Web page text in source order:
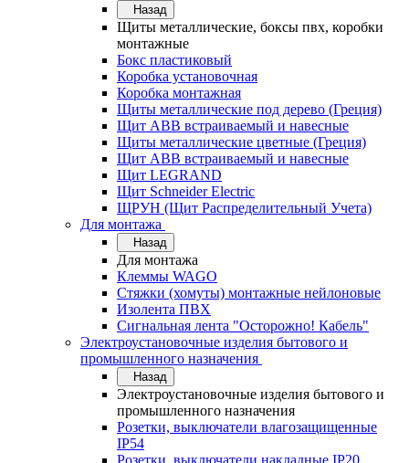
Назад
Щиты металлические, боксы пвх, коробки
монтажные
Бокс пластиковый
Коробка установочная
Коробка монтажная
Щиты металлические под дерево (Греция)
Щит ABB встраиваемый и навесные
Щиты металлические цветные (Греция)
Щит ABB встраиваемый и навесные
Щит LEGRAND
Щит Schneider Electric
ЩРУН (Щит Распределительный Учета)
Для монтажа
Назад
Для монтажа
Клеммы WAGO
Стяжки (хомуты) монтажные нейлоновые
Изолента ПВХ
Сигнальная лента "Осторожно! Кабель"
Электроустановочные изделия бытового и
промышленного назначения
Назад
Электроустановочные изделия бытового и
промышленного назначения
Розетки, выключатели влагозащищенные
IP54
Розетки, выключатели накладные IP20